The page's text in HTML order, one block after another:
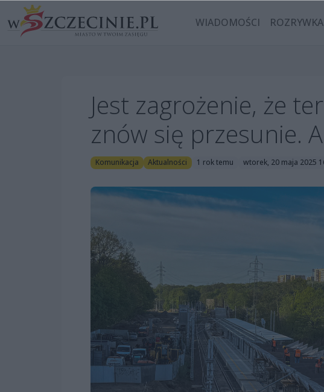
WIADOMOŚCI
Jest zagrożenie, że
znów się przesunie.
Komunikacja Aktualności 1 rok temu wtorek, 20 maja 2025